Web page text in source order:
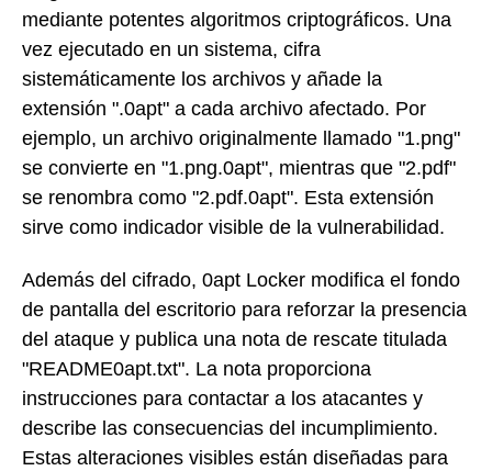
mediante potentes algoritmos criptográficos. Una
vez ejecutado en un sistema, cifra
sistemáticamente los archivos y añade la
extensión ".0apt" a cada archivo afectado. Por
ejemplo, un archivo originalmente llamado "1.png"
se convierte en "1.png.0apt", mientras que "2.pdf"
se renombra como "2.pdf.0apt". Esta extensión
sirve como indicador visible de la vulnerabilidad.
Además del cifrado, 0apt Locker modifica el fondo
de pantalla del escritorio para reforzar la presencia
del ataque y publica una nota de rescate titulada
"README0apt.txt". La nota proporciona
instrucciones para contactar a los atacantes y
describe las consecuencias del incumplimiento.
Estas alteraciones visibles están diseñadas para